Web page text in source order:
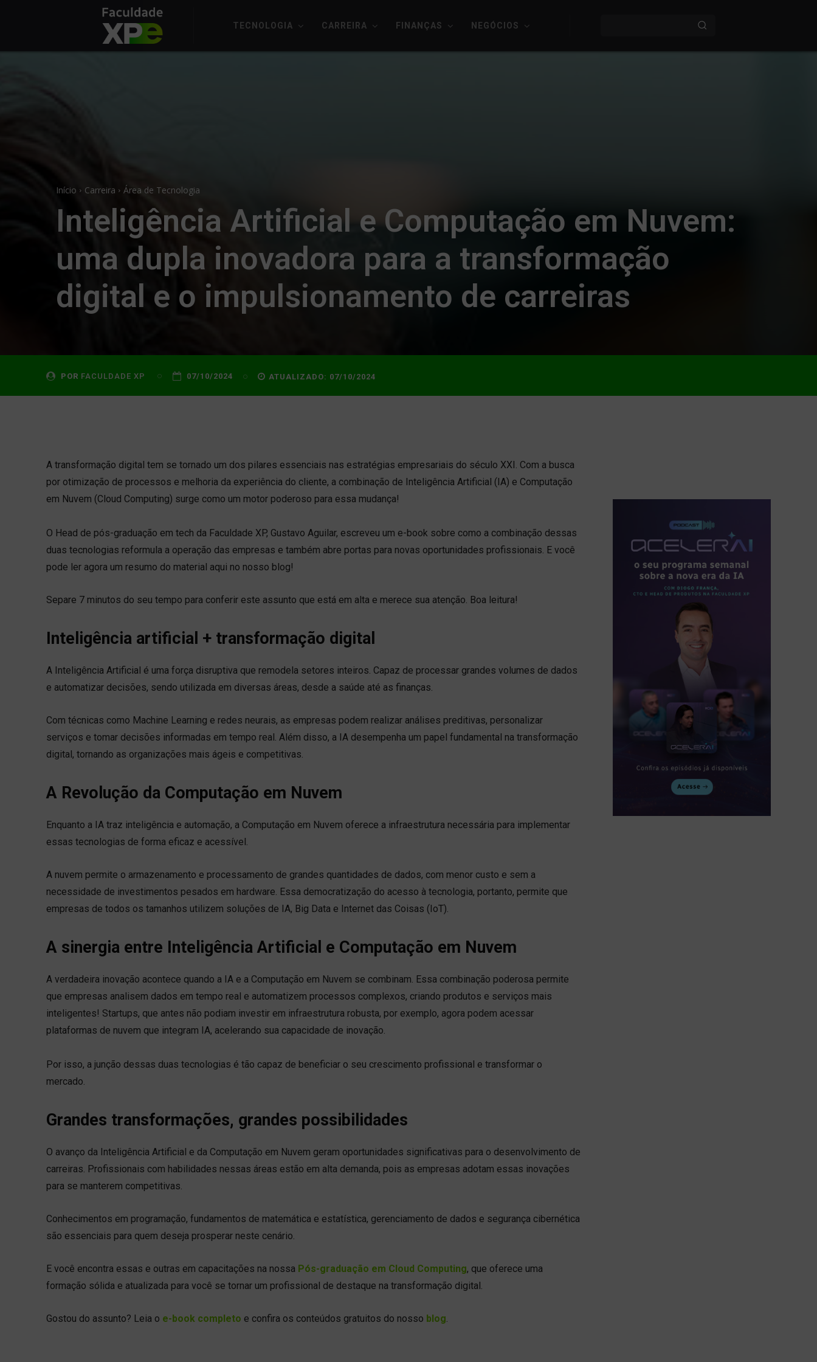
TECNOLOGIA CARREIRA FINANÇAS NEGÓCIOS
Início Carreira Área de Tecnologia
Inteligência Artificial e Computação em Nuvem:
uma dupla inovadora para a transformação
digital e o impulsionamento de carreiras
POR FACULDADE XP 07/10/2024 ATUALIZADO: 07/10/2024
A transformação digital tem se tornado um dos pilares essenciais nas estratégias empresariais do século XXI. Com a busca
por otimização de processos e melhoria da experiência do cliente, a combinação de Inteligência Artificial (IA) e Computação
em Nuvem (Cloud Computing) surge como um motor poderoso para essa mudança!
O Head de pós-graduação em tech da Faculdade XP, Gustavo Aguilar, escreveu um e-book sobre como a combinação dessas
duas tecnologias reformula a operação das empresas e também abre portas para novas oportunidades profissionais. E você
pode ler agora um resumo do material aqui no nosso blog!
Separe 7 minutos do seu tempo para conferir este assunto que está em alta e merece sua atenção. Boa leitura!
Inteligência artificial + transformação digital
A Inteligência Artificial é uma força disruptiva que remodela setores inteiros. Capaz de processar grandes volumes de dados
e automatizar decisões, sendo utilizada em diversas áreas, desde a saúde até as finanças.
Com técnicas como Machine Learning e redes neurais, as empresas podem realizar análises preditivas, personalizar
serviços e tomar decisões informadas em tempo real. Além disso, a IA desempenha um papel fundamental na transformação
digital, tornando as organizações mais ágeis e competitivas.
A Revolução da Computação em Nuvem
Enquanto a IA traz inteligência e automação, a Computação em Nuvem oferece a infraestrutura necessária para implementar
essas tecnologias de forma eficaz e acessível.
A nuvem permite o armazenamento e processamento de grandes quantidades de dados, com menor custo e sem a
necessidade de investimentos pesados em hardware. Essa democratização do acesso à tecnologia, portanto, permite que
empresas de todos os tamanhos utilizem soluções de IA, Big Data e Internet das Coisas (IoT).
A sinergia entre Inteligência Artificial e Computação em Nuvem
A verdadeira inovação acontece quando a IA e a Computação em Nuvem se combinam. Essa combinação poderosa permite
que empresas analisem dados em tempo real e automatizem processos complexos, criando produtos e serviços mais
inteligentes! Startups, que antes não podiam investir em infraestrutura robusta, por exemplo, agora podem acessar
plataformas de nuvem que integram IA, acelerando sua capacidade de inovação.
Por isso, a junção dessas duas tecnologias é tão capaz de beneficiar o seu crescimento profissional e transformar o
mercado.
Grandes transformações, grandes possibilidades
O avanço da Inteligência Artificial e da Computação em Nuvem geram oportunidades significativas para o desenvolvimento de
carreiras. Profissionais com habilidades nessas áreas estão em alta demanda, pois as empresas adotam essas inovações
para se manterem competitivas.
Conhecimentos em programação, fundamentos de matemática e estatística, gerenciamento de dados e segurança cibernética
são essenciais para quem deseja prosperar neste cenário.
E você encontra essas e outras em capacitações na nossa Pós-graduação em Cloud Computing, que oferece uma
formação sólida e atualizada para você se tornar um profissional de destaque na transformação digital.
Gostou do assunto? Leia o e-book completo e confira os conteúdos gratuitos do nosso blog